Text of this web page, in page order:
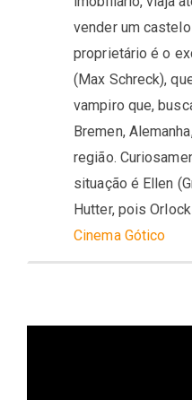
vender um
proprietário é o
(Max Schreck),
vampiro que,
Bremen,
região.
situação é Ellen
Hutter, pois
Cinema Gótico